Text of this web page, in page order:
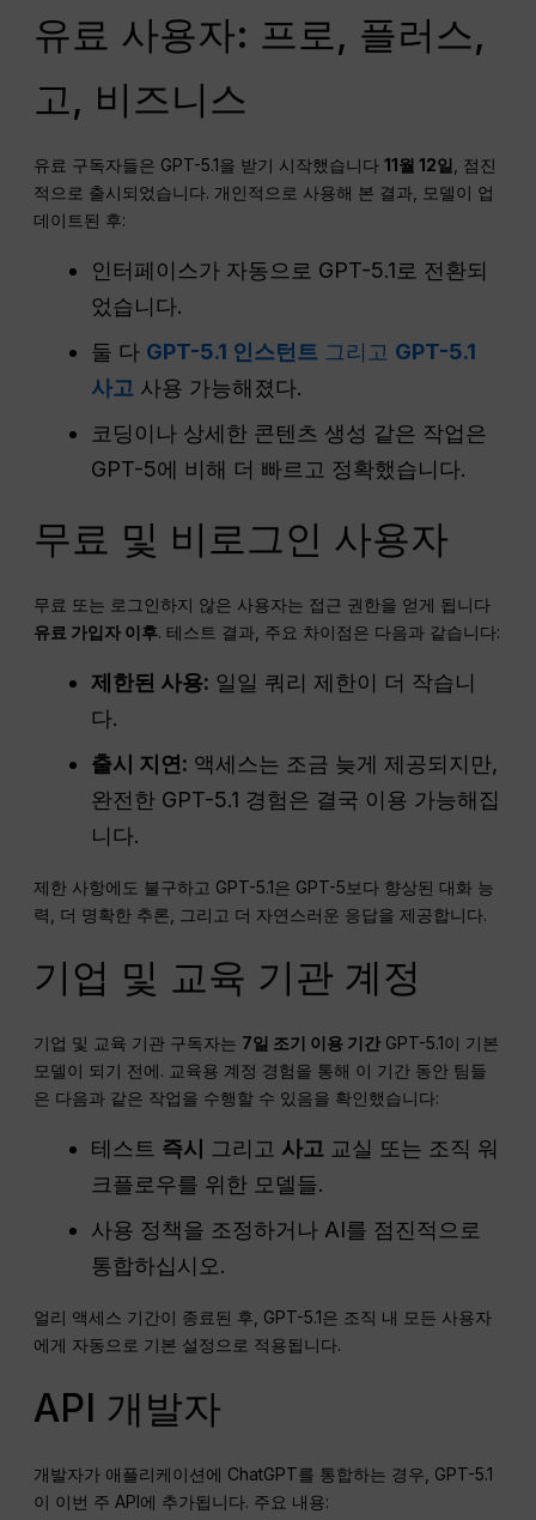
유료 사용자: 프로, 플러스,
고, 비즈니스
유료 구독자들은 GPT-5.1을 받기 시작했습니다11월 12일 , 점진
적으로 출시되었습니다. 개인적으로 사용해 본 결과, 모델이 업
데이트된 후:
인터페이스가 자동으로 GPT-5.1로 전환되
었습니다.
둘 다 GPT-5.1 인스턴트 그리고 GPT-5.1
사고 사용 가능해졌다.
코딩이나 상세한 콘텐츠 생성 같은 작업은
GPT-5에 비해 더 빠르고 정확했습니다.
무료 및 비로그인 사용자
무료 또는 로그인하지 않은 사용자는 접근 권한을 얻게 됩니다
유료 가입자 이후. 테스트 결과, 주요 차이점은 다음과 같습니다:
제한된 사용: 일일 쿼리 제한이 더 작습니
다.
출시 지연: 액세스는 조금 늦게 제공되지만,
완전한 GPT-5.1 경험은 결국 이용 가능해집
니다.
제한 사항에도 불구하고 GPT-5.1은 GPT-5보다 향상된 대화 능
력, 더 명확한 추론, 그리고 더 자연스러운 응답을 제공합니다.
기업 및 교육 기관 계정
기업 및 교육 기관 구독자는 7일 조기 이용 기간 GPT-5.1이 기본
모델이 되기 전에. 교육용 계정 경험을 통해 이 기간 동안 팀들
은 다음과 같은 작업을 수행할 수 있음을 확인했습니다:
테스트 즉시 그리고 사고 교실 또는 조직 워
크플로우를 위한 모델들.
사용 정책을 조정하거나 AI를 점진적으로
통합하십시오.
얼리 액세스 기간이 종료된 후, GPT-5.1은 조직 내 모든 사용자
에게 자동으로 기본 설정으로 적용됩니다.
API 개발자
개발자가 애플리케이션에 ChatGPT를 통합하는 경우, GPT-5.1
이 이번 주 API에 추가됩니다. 주요 내용: